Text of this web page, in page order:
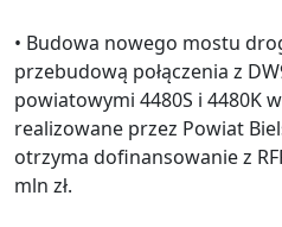
• Budowa nowego mostu
przebudową połączenia z
powiatowymi 4480S i 4480K
realizowane przez Powiat
otrzyma dofinansowanie z
mln zł.